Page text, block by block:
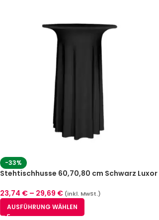
-33%
Stehtischhusse 60,70,80 cm Schwarz Luxor
23,74 € – 29,69 € (inkl. MwSt.)
AUSFÜHRUNG WÄHLEN